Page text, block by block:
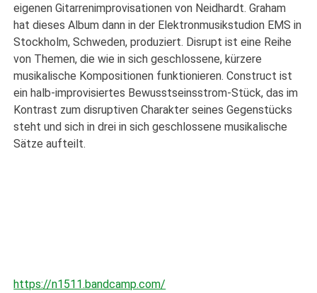
eigenen Gitarrenimprovisationen von Neidhardt. Graham
hat dieses Album dann in der Elektronmusikstudion EMS in
Stockholm, Schweden, produziert. Disrupt ist eine Reihe
von Themen, die wie in sich geschlossene, kürzere
musikalische Kompositionen funktionieren. Construct ist
ein halb-improvisiertes Bewusstseinsstrom-Stück, das im
Kontrast zum disruptiven Charakter seines Gegenstücks
steht und sich in drei in sich geschlossene musikalische
Sätze aufteilt.
https://n1511.bandcamp.com/